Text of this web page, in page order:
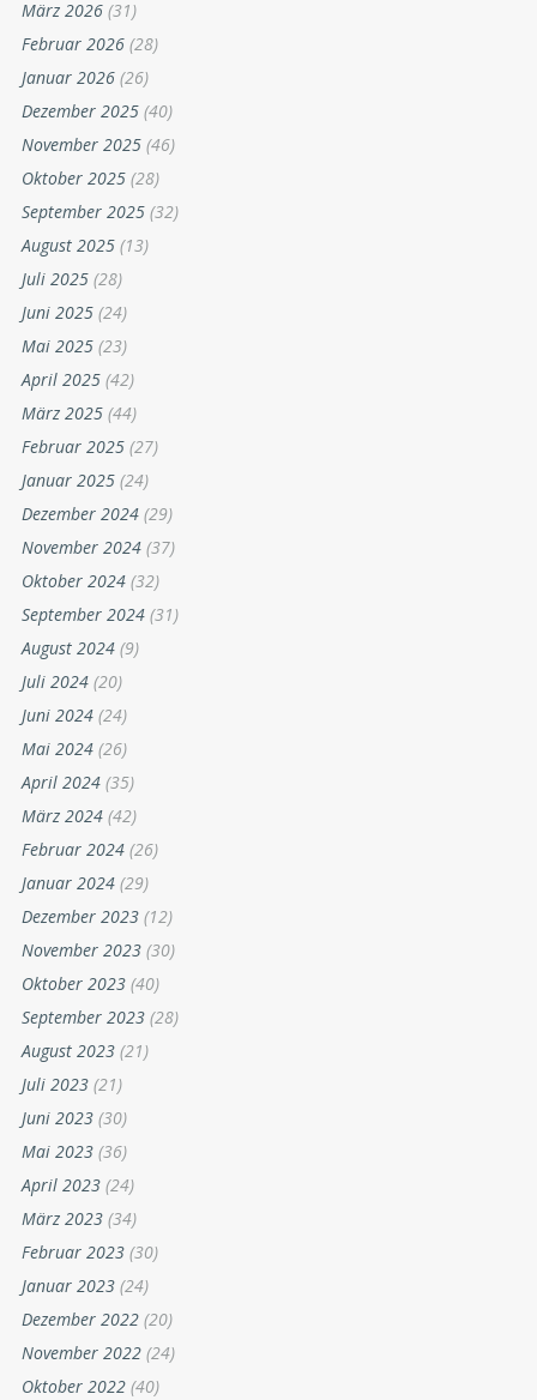
März 2026 (31)
Februar 2026 (28)
Januar 2026 (26)
Dezember 2025 (40)
November 2025 (46)
Oktober 2025 (28)
September 2025 (32)
August 2025 (13)
Juli 2025 (28)
Juni 2025 (24)
Mai 2025 (23)
April 2025 (42)
März 2025 (44)
Februar 2025 (27)
Januar 2025 (24)
Dezember 2024 (29)
November 2024 (37)
Oktober 2024 (32)
September 2024 (31)
August 2024 (9)
Juli 2024 (20)
Juni 2024 (24)
Mai 2024 (26)
April 2024 (35)
März 2024 (42)
Februar 2024 (26)
Januar 2024 (29)
Dezember 2023 (12)
November 2023 (30)
Oktober 2023 (40)
September 2023 (28)
August 2023 (21)
Juli 2023 (21)
Juni 2023 (30)
Mai 2023 (36)
April 2023 (24)
März 2023 (34)
Februar 2023 (30)
Januar 2023 (24)
Dezember 2022 (20)
November 2022 (24)
Oktober 2022 (40)